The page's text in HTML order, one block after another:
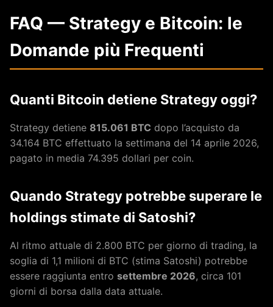
FAQ — Strategy e Bitcoin: le
Domande più Frequenti
Quanti Bitcoin detiene Strategy oggi?
Strategy detiene 815.061 BTC dopo l’acquisto da
34.164 BTC effettuato la settimana del 14 aprile 2026,
pagato in media 74.395 dollari per coin.
Quando Strategy potrebbe superare le
holdings stimate di Satoshi?
Al ritmo attuale di 2.800 BTC per giorno di trading, la
soglia di 1,1 milioni di BTC (stima Satoshi) potrebbe
essere raggiunta entro settembre 2026, circa 101
giorni di borsa dalla data attuale.